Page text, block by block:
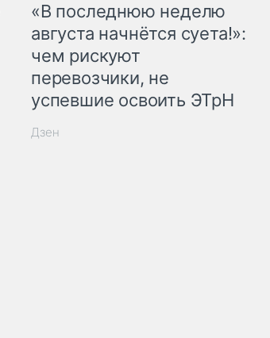
«В последнюю неделю
августа начнётся суета!»:
чем рискуют
перевозчики, не
успевшие освоить ЭТрН
Дзен